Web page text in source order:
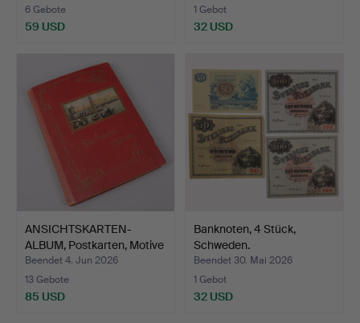
6 Gebote
59 USD
1 Gebot
32 USD
ANSICHTSKARTEN-
ALBUM, Postkarten, Motive
a…
Beendet 4. Jun 2026
13 Gebote
85 USD
Banknoten, 4 Stück,
Schweden.
Beendet 30. Mai 2026
1 Gebot
32 USD